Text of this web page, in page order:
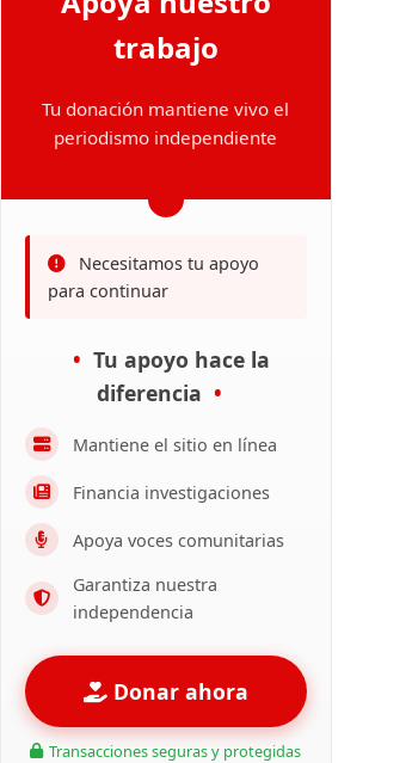
trabajo
Tu donación mantiene vivo el
periodismo independiente
Necesitamos tu apoyo
para continuar
Tu apoyo hace la
diferencia
Mantiene el sitio en línea
Financia investigaciones
Apoya voces comunitarias
Garantiza nuestra
independencia
Donar ahora
Transacciones seguras y protegidas